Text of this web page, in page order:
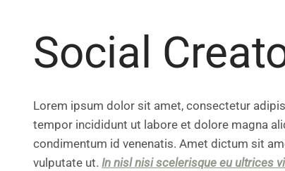
Social
Lorem ipsum dolor sit amet, consectetur
tempor incididunt ut labore et dolore magna
condimentum id venenatis. Amet dictum sit
vulputate ut. In nisl nisi scelerisque eu ultrices